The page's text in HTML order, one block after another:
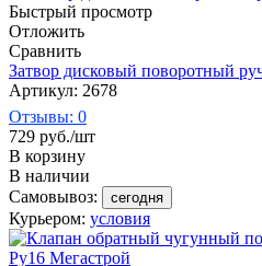
Быстрый просмотр
Отложить
Сравнить
Затвор дисковый поворотный
Артикул: 2678
Отзывы: 0
729 руб./шт
В корзину
В наличии
Самовывоз:
сегодня
Курьером: условия